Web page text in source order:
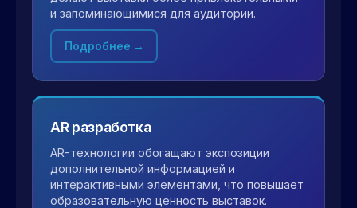
и запоминающимися для аудитории.
Подробнее →
AR разработка
AR-технологии обогащают экспозиции
дополнительной информацией и
интерактивными элементами, что повышает
образовательную ценность выставок.